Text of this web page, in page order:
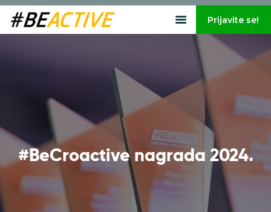
Prijavite se!
#BeCroactive nagrada 2024.